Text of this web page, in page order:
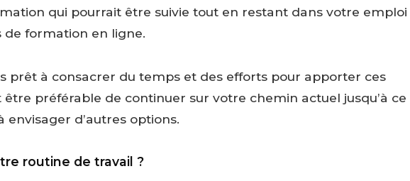
qui pourrait être suivie tout en restant dans votre emploi
formation en ligne.
prêt à consacrer du temps et des efforts pour apporter ces
préférable de continuer sur votre chemin actuel jusqu’à ce
envisager d’autres options.
routine de travail ?